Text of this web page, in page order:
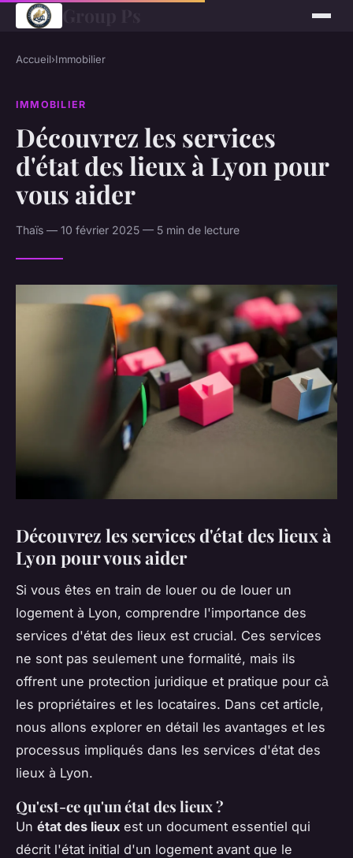
Accueil›Immobilier
IMMOBILIER
Découvrez les services
d'état des lieux à Lyon pour
vous aider
Thaïs — 10 février 2025 — 5 min de lecture
Découvrez les services d'état des lieux à
Lyon pour vous aider
Si vous êtes en train de louer ou de louer un
logement à Lyon, comprendre l'importance des
services d'état des lieux est crucial. Ces services
ne sont pas seulement une formalité, mais ils
offrent une protection juridique et pratique pour cả
les propriétaires et les locataires. Dans cet article,
nous allons explorer en détail les avantages et les
processus impliqués dans les services d'état des
lieux à Lyon.
Qu'est-ce qu'un état des lieux ?
Un état des lieux est un document essentiel qui
décrit l'état initial d'un logement avant que le